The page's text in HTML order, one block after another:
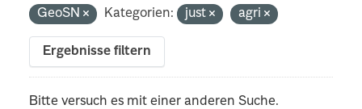
GeoSN
Kategorien: just agri
Ergebnisse filtern
Bitte versuch es mit einer anderen Suche.